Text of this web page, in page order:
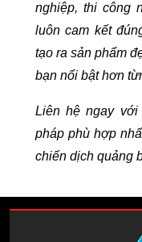
nghiệp, thi công
luôn cam kết
tạo ra sản phẩm
bạn nổi bật hơn
Liên hệ ngay
pháp phù hợp
chiến dịch quảng